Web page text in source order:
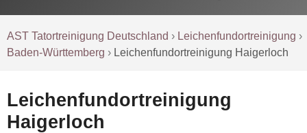
AST Tatortreinigung Deutschland › Leichenfundortreinigung ›
Baden-Württemberg › Leichenfundortreinigung Haigerloch
Leichenfundortreinigung
Haigerloch